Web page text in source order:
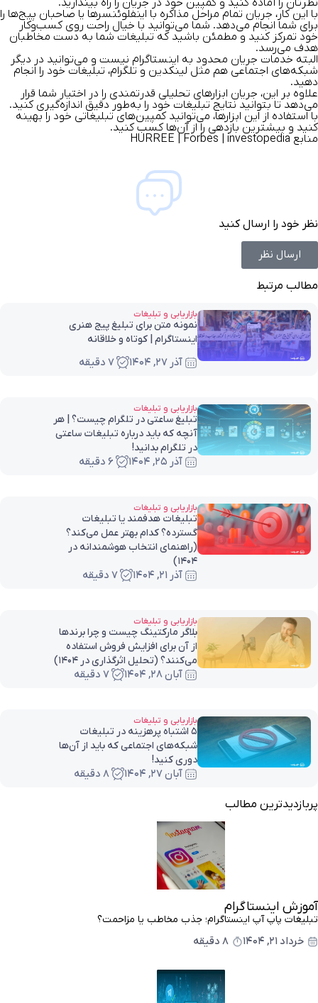
نظرتان را آماده کنید و کمپین خود در جریان را راه بیندارید.
با این کار، جریان تمام مراحل مذاکره با اینفلوئنسرها یا صاحبان پیج‌ها را
برای شما انجام می‌دهد. شما می‌توانید با خیال راحت روی کسب‌وکار
خود تمرکز کنید و مطمئن باشید که تبلیغات شما به دست مخاطبان
هدف می‌رسد.
البته خدمات جریان محدود به اینستاگرام نیست و می‌توانید در دیگر
شبکه‌های اجتماعی هم مثل لینکدین و تلگرام، تبلیغات خود را انجام
دهید.
علاوه بر این، جریان ابزارهای تحلیلی قدرتمندی را در اختیار شما قرار
می‌دهد تا بتوانید نتایج تبلیغات خود را به‌طور دقیق اندازه‌گیری کنید.
با استفاده از این ابزارها، می‌توانید کمپین‌های تبلیغاتی خود را بهینه
کنید و بیشترین بازدهی را از آن‌ها کسب کنید.
منابع
HURREE Forbes investopedia
نظر خود را ارسال کنید
ارسال نظر
مطالب مرتبط
بازاریابی و تبلیغات
نمونه متن برای تبلیغ پیج هنری
اینستاگرام | کوتاه و خلاقانه
آذر ۲۷, ۱۴۰۴ 7 دقیقه
بازاریابی و تبلیغات
تبلیغ ساعتی در تلگرام چیست؟ | هر
آنچه که باید درباره تبلیغات ساعتی
در تلگرام بدانید!
آذر ۲۵, ۱۴۰۴ 6 دقیقه
بازاریابی و تبلیغات
تبلیغات هدفمند یا تبلیغات
گسترده؟ کدام بهتر عمل می‌کند؟
(راهنمای انتخاب هوشمندانه در
۱۴۰۴)
آذر ۲۱, ۱۴۰۴ 7 دقیقه
بازاریابی و تبلیغات
بلاگر مارکتینگ چیست و چرا برندها
از آن برای افزایش فروش استفاده
می‌کنند؟ (تحلیل اثرگذاری در ۱۴۰۴)
آبان ۲۸, ۱۴۰۴ 7 دقیقه
بازاریابی و تبلیغات
۵ اشتباه پرهزینه در تبلیغات
شبکه‌های اجتماعی که باید از آن‌ها
دوری کنید!
آبان ۲۷, ۱۴۰۴ 8 دقیقه
پربازدیدترین مطالب
آموزش اینستاگرام
تبلیغات پاپ آپ اینستاگرام؛ جذب مخاطب یا مزاحمت؟
خرداد ۲۱, ۱۴۰۴ 8 دقیقه